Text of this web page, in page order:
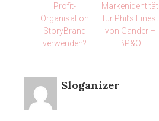
Profit-
Organisation
StoryBrand
verwenden?
Markenidentität
für Phil’s Finest
von Gander –
BP&O
Sloganizer